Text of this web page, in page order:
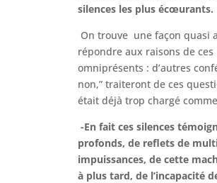
silences les plus écœurants.
On trouve une façon quasi
répondre aux raisons de
omniprésents : d’autres
non,” traiteront de ces
était déjà trop chargé
-En fait ces silences
profonds, de reflets de
impuissances, de cette
à plus tard, de l’incapacité